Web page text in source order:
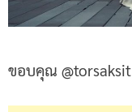
ขอบคุณ @torsaksit